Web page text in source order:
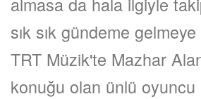
sık sık gündeme
TRT Müzik'te Mazhar
konuğu olan ünlü oyuncu